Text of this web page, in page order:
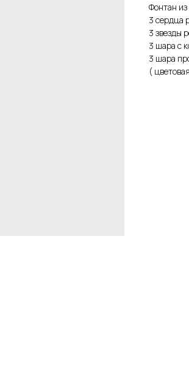
Фонтан из
3 сердца
3 звезды
3 шара с
3 шара
(